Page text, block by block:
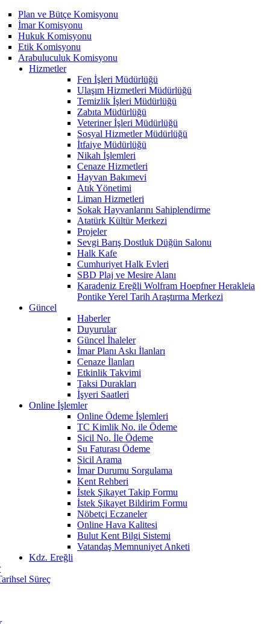
Plan ve Bütçe Komisyonu
İmar Komisyonu
Hukuk Komisyonu
Etik Komisyonu
Arabuluculuk Komisyonu
Hizmetler
Fen İşleri Müdürlüğü
Ulaşım Hizmetleri Müdürlüğü
Temizlik İşleri Müdürlüğü
Zabıta Müdürlüğü
Veteriner İşleri Müdürlüğü
Sosyal Hizmetler Müdürlüğü
İtfaiye Müdürlüğü
Nikah İşlemleri
Cenaze Hizmetleri
Hayvan Bakımevi
Atık Yönetimi
Liman Hizmetleri
Sokak Hayvanlarını Sahiplendirme
Atatürk Kültür Merkezi
Projeler
Sevgi Barış Dostluk Düğün Salonu
Halk Kafe
Cumhuriyet Halk Evleri
SBD Plaj ve Mesire Alanı
Karadeniz Ereğli Wolfram Hoepfner Herakleia
Pontike Yerel Tarih Araştırma Merkezi
Güncel
Haberler
Duyurular
Güncel İhaleler
İmar Planı Askı İlanları
Cenaze İlanları
Etkinlik Takvimi
Taksi Durakları
İşyeri Saatleri
Online İşlemler
Online Ödeme İşlemleri
TC Kimlik No. ile Ödeme
Sicil No. İle Ödeme
Su Faturası Ödeme
Sicil Arama
İmar Durumu Sorgulama
Kent Rehberi
İstek Şikayet Takip Formu
İstek Şikayet Bildirim Formu
Nöbetçi Eczaneler
Online Hava Kalitesi
Bulut Kent Bilgi Sistemi
Vatandaş Memnuniyet Anketi
Kdz. Ereğli
Süreç